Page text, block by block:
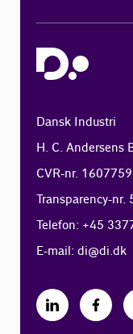
Dansk Industri
H. C. Andersens
CVR-nr.
Transparency-
Telefon: +45
E-mail:di@di.dk